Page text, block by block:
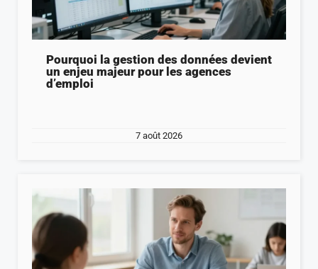
Pourquoi la gestion des données devient
un enjeu majeur pour les agences
d’emploi
7 août 2026